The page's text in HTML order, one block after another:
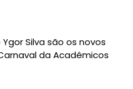
Silva são os novos
da Acadêmicos